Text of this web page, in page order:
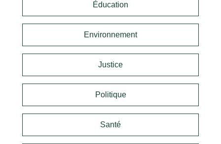
Éducation
Environnement
Justice
Politique
Santé